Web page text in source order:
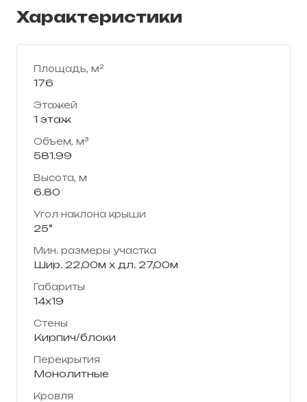
Характеристики
Площадь, м²
176
Этажей
1 этаж
Объем, м³
581.99
Высота, м
6.80
Угол наклона крыши
25°
Мин. размеры участка
Шир. 22,00м х дл. 27,00м
Габариты
14х19
Стены
Кирпич/блоки
Перекрытия
Монолитные
Кровля